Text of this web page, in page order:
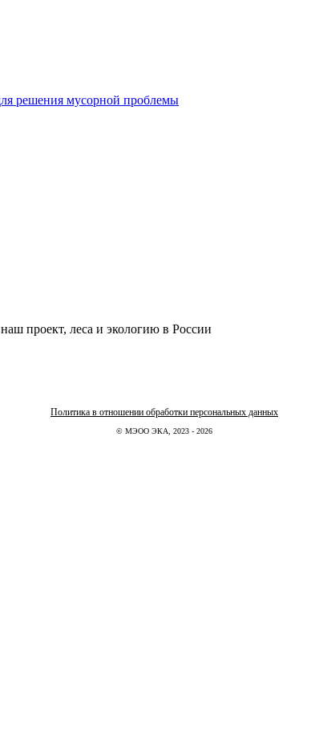
решения мусорной проблемы
проект, леса и экологию в России
Политика в отношении обработки персональных данных
© МЭОО ЭКА, 2023 - 2026